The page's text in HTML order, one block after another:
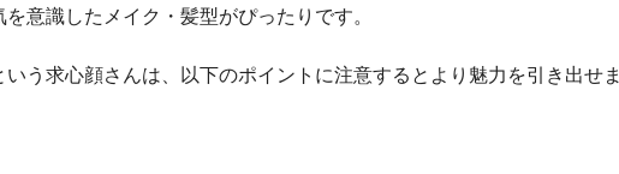
意識したメイク・髪型がぴったりです。
う求心顔さんは、以下のポイントに注意するとより魅力を引き出せま